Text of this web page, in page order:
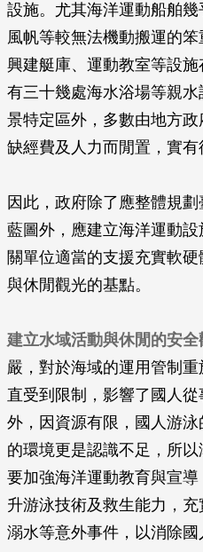
設施。尤其海洋運動船舶幾
風帆等較無法機動搬運的
興建艇庫、運動教室等設
有三十幾處海水浴場等親
景特定區外，多數由地方
缺經費及人力而閒置，實有
因此，政府除了應整體規
藍圖外，應建立海洋運動
關單位適當的支援充實軟
與休閒觀光的基點。
建立水域活動與休閒的安全
嚴，對於海域的運用管制
直受到限制，影響了國人
外，因資源有限，國人游
的環境更是認識不足，所
要加強海洋運動教育與宣
升游泳技術及救生能力，
溺水等意外事件，以消除國